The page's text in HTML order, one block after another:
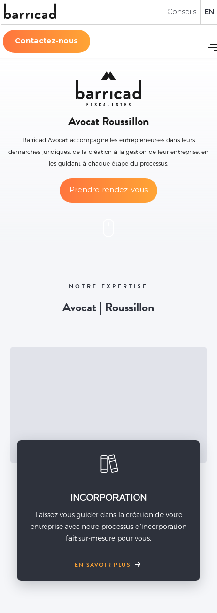
Conseils EN
Contactez-nous
Avocat Roussillon
Barricad Avocat accompagne les entrepreneur·e·s dans leurs
démarches juridiques, de la création à la gestion de leur entreprise, en
les guidant à chaque étape du processus.
Prendre rendez-vous
NOTRE EXPERTISE
Avocat | Roussillon
INCORPORATION
Laissez vous guider dans la création de votre
entreprise avec notre processus d’incorporation
fait sur-mesure pour vous.
EN SAVOIR PLUS